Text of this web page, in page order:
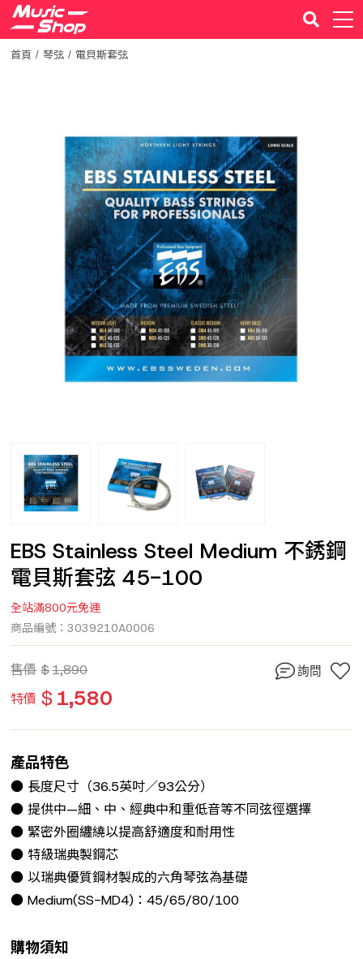
首頁 琴弦 電貝斯套弦
EBS Stainless Steel Medium 不銹鋼
電貝斯套弦 45-100
全站滿800元免運
商品編號：3039210A0006
售價 $1,890
特價 $1,580
詢問
產品特色
● 長度尺寸（36.5英吋／93公分）
● 提供中—細、中、經典中和重低音等不同弦徑選擇
● 緊密外圈纏繞以提高舒適度和耐用性
● 特級瑞典製鋼芯
● 以瑞典優質鋼材製成的六角琴弦為基礎
● Medium(SS-MD4)：45/65/80/100
購物須知